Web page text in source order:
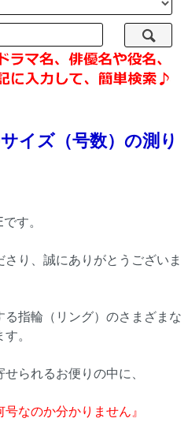
イズ（号数）の測り
す。
り、誠にありがとうございま
る指輪（リング）のさまざまな
。
られるお便りの中に、
号なのか分かりません』